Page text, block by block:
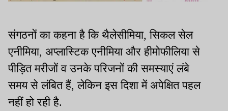
संगठनों का कहना है कि थैलेसीमिया, सिकल सेल
एनीमिया, अप्लास्टिक एनीमिया और हीमोफीलिया से
पीड़ित मरीजों व उनके परिजनों की समस्याएं लंबे
समय से लंबित हैं, लेकिन इस दिशा में अपेक्षित पहल
नहीं हो रही है.